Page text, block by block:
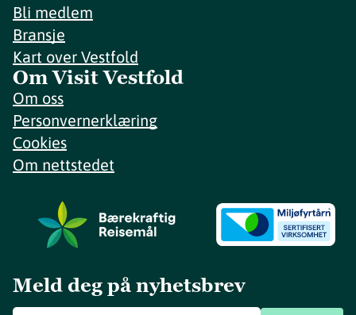
Bli medlem
Bransje
Kart over Vestfold
Om Visit Vestfold
Om oss
Personvernerklæring
Cookies
Om nettstedet
Meld deg på nyhetsbrev